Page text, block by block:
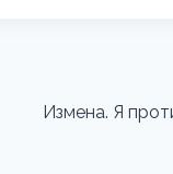
Измена. Я